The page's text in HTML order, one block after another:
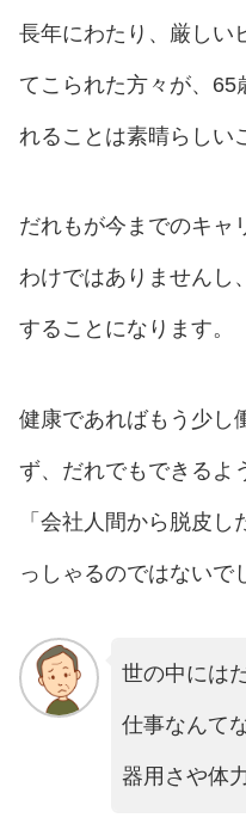
長年にわたり、厳しい
てこられた方々が、65
れることは素晴らしい
だれもが今までのキャ
わけではありませんし
することになります。
健康であればもう少し
ず、だれでもできるよ
「会社人間から脱皮
っしゃるのではないで
世の中には
仕事なんて
器用さや体